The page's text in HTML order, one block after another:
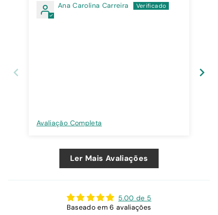
Ana Carolina Carreira
Avaliação Completa
Ler Mais Avaliações
5.00 de 5
Baseado em 6 avaliações